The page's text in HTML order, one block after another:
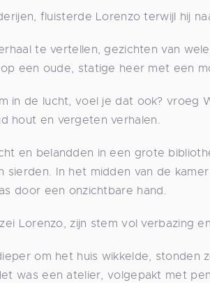
fluisterde Lorenzo terwijl hij
te vertellen, gezichten van
een oude, statige heer met een
in de lucht, voel je dat ook? vroeg
hout en vergeten verhalen.
en belandden in een grote
sierden. In het midden van de
door een onzichtbare hand.
Lorenzo, zijn stem vol verbazing
om het huis wikkelde, stonden
was een atelier, volgepakt met